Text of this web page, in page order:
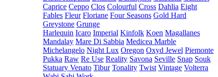
Caprice Ceppo Clos Colourful Cross Dahlia Eight
Fables Fleur Floriane Four Seasons Gold Hard
Greystone Grunge
Harlequin Icaro Imperial Kinfolk Koen Magallanes
Mandalay Mare Di Sabbia Medicea Marble
Michelangelo Night Lux Oregon Oxyd Jewel Piemonte
Pukka Raw Re Use Reality Savona Seville Snap Souk
Statuary Venato Tibur Tonality Twist Vintage Volterra